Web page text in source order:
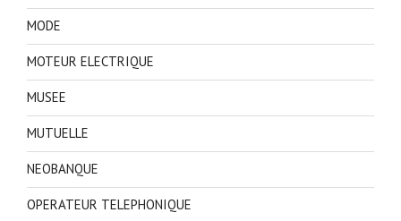
MODE
MOTEUR ELECTRIQUE
MUSEE
MUTUELLE
NEOBANQUE
OPERATEUR TELEPHONIQUE